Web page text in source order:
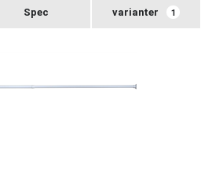
varianter 1